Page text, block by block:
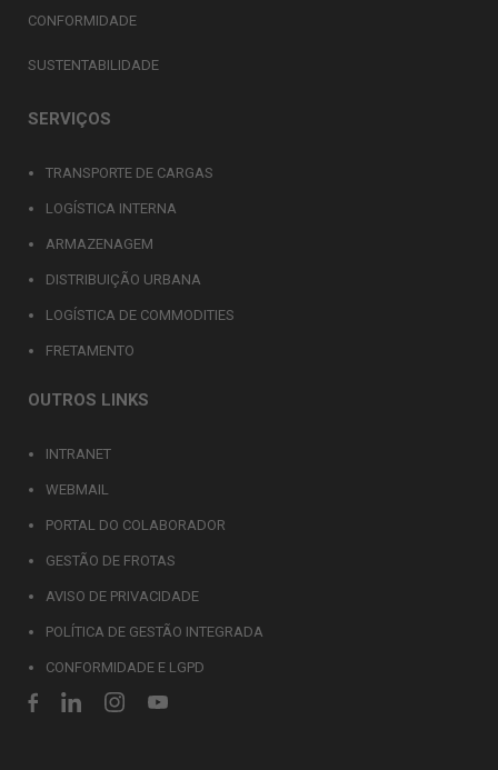
CONFORMIDADE
SUSTENTABILIDADE
SERVIÇOS
TRANSPORTE DE CARGAS
LOGÍSTICA INTERNA
ARMAZENAGEM
DISTRIBUIÇÃO URBANA
LOGÍSTICA DE COMMODITIES
FRETAMENTO
OUTROS LINKS
INTRANET
WEBMAIL
PORTAL DO COLABORADOR
GESTÃO DE FROTAS
AVISO DE PRIVACIDADE
POLÍTICA DE GESTÃO INTEGRADA
CONFORMIDADE E LGPD